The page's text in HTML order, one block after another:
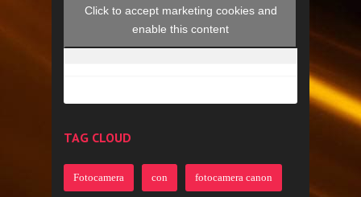
Click to accept marketing cookies and
enable this content
TAG CLOUD
Fotocamera con fotocamera canon